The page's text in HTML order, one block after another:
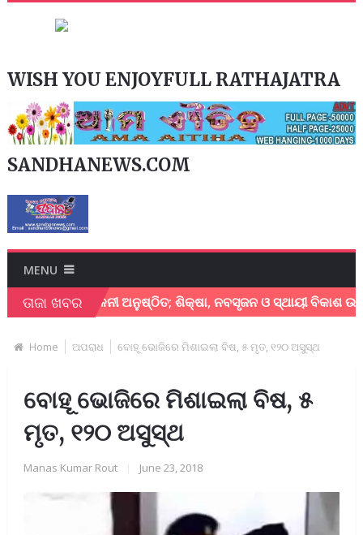
WISH YOU ENJOYFULL RATHAJATRA
SANDHANEWS.COM
MENU
ତାଜା ଖବର
ସମ୍ମିଳନୀ ଅନୁଷ୍ଠିତ; ଶିକ୍ଷା, ନବସୃଜନ ଓ ସ୍ଥାୟୀ ବିକାଶ ଉପରେ
Home ଅପରାଧ ବୋହୂ ଭୋଜିରେ ମିଶାଇଲା ବିଷ, ୫ ମୃତ, ୧୨୦ ଅସୁସ୍ଥ
ବୋହୂ ଭୋଜିରେ ମିଶାଇଲା ବିଷ, ୫
ମୃତ, ୧୨୦ ଅସୁସ୍ଥ
Manas Kumar Rout June 23, 2018